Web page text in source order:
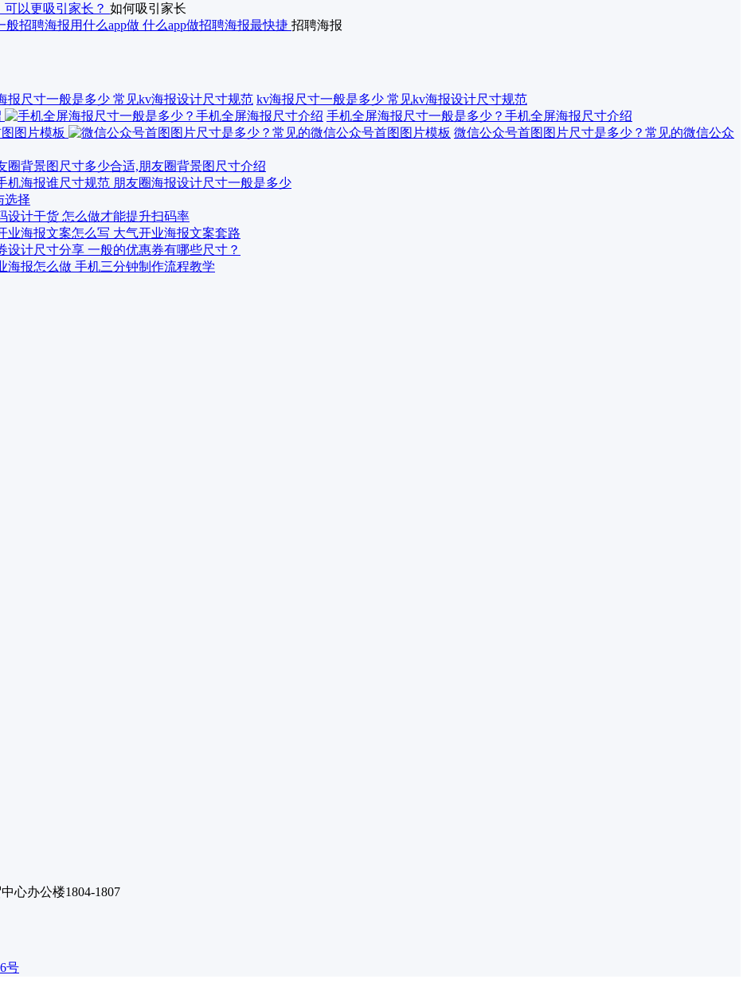
以更吸引家长？ 如何吸引家长
般招聘海报用什么app做 什么app做招聘海报最快捷 招聘海报
kv海报尺寸一般是多少 常见kv海报设计尺寸规范
手机全屏海报尺寸一般是多少？手机全屏海报尺寸介绍
微信公众号首图图片尺寸是多少？常见的微信公众
圈背景图尺寸多少合适,朋友圈背景图尺寸介绍
机海报谁尺寸规范 朋友圈海报设计尺寸一般是多少
选择
设计干货 怎么做才能提升扫码率
业海报文案怎么写 大气开业海报文案套路
设计尺寸分享 一般的优惠券有哪些尺寸？
海报怎么做 手机三分钟制作流程教学
心办公楼1804-1807
号